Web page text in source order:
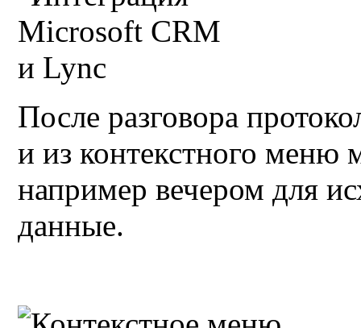
После разговора
и из контекстного меню
например вечером для
данные.